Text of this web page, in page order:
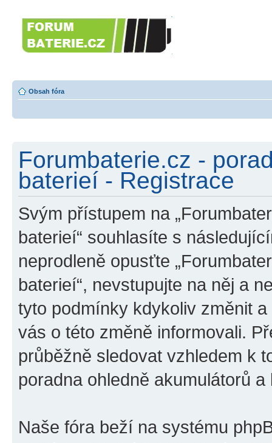
Obsah fóra
Forumbaterie.cz -
baterieí - Registrace
Svým přístupem na
baterieí“ souhlasíte s
neprodleně opusťte
baterieí“, nevstupujte na něj a
tyto podmínky kdykoliv změnit
vás o této změně informovali.
průběžně sledovat vzhledem k
poradna ohledně akumulátorů
Naše fóra beží na systému